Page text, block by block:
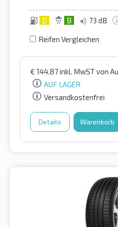
D B 73 dB
Reifen Vergleichen
€ 144,87inkl. MwSTvon
AUF LAGER
Versandkostenfrei
Details Warenkorb